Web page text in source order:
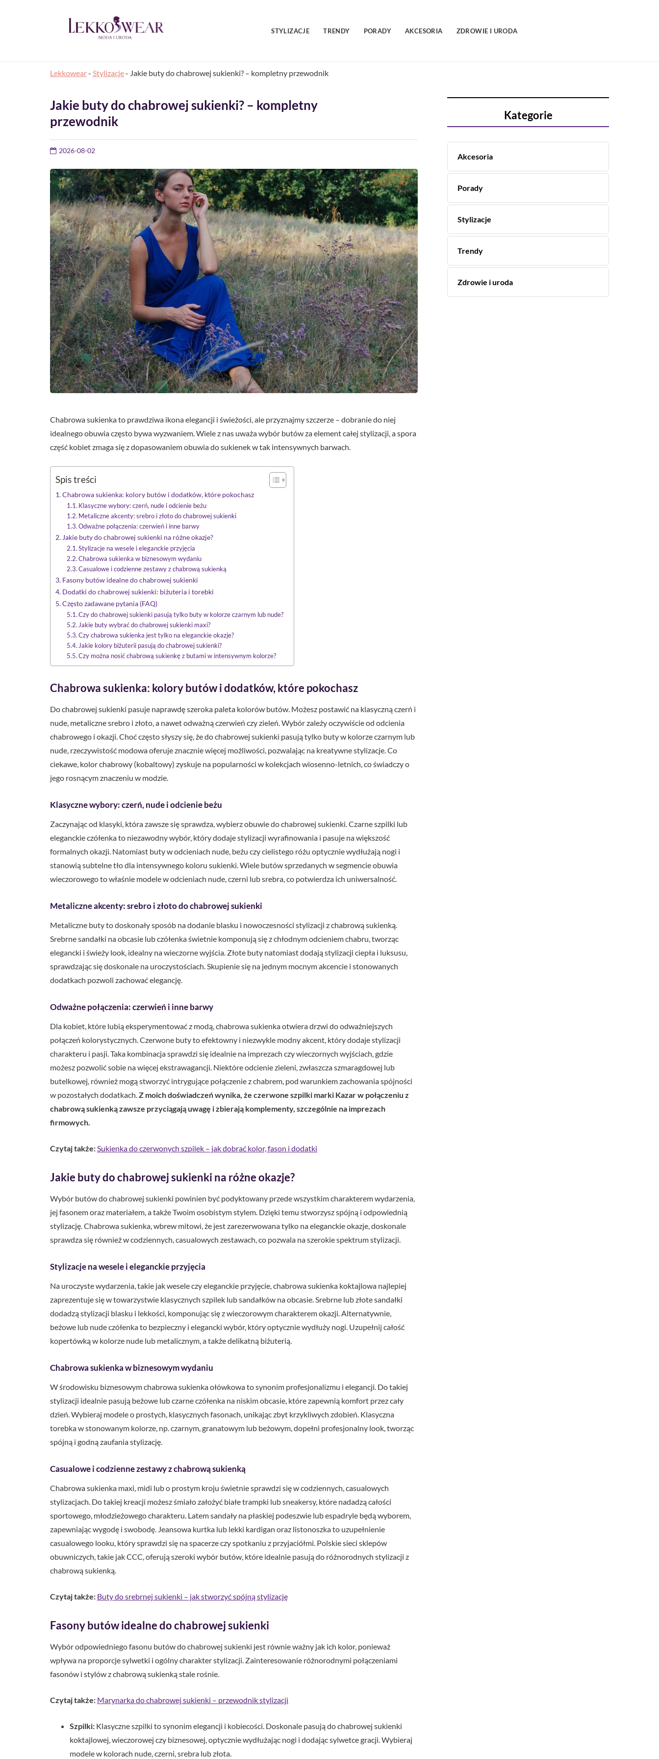
STYLIZACJE TRENDY PORADY AKCESORIA ZDROWIE I URODA
Lekkowear- Stylizacje- Jakie buty do chabrowej sukienki? – kompletny przewodnik
Jakie buty do chabrowej sukienki? – kompletny
przewodnik
2026-08-02
Chabrowa sukienka to prawdziwa ikona elegancji i świeżości, ale przyznajmy szczerze – dobranie do niej
idealnego obuwia często bywa wyzwaniem. Wiele z nas uważa wybór butów za element całej stylizacji, a spora
część kobiet zmaga się z dopasowaniem obuwia do sukienek w tak intensywnych barwach.
Spis treści
Chabrowa sukienka: kolory butów i dodatków, które pokochasz
Klasyczne wybory: czerń, nude i odcienie beżu
Metaliczne akcenty: srebro i złoto do chabrowej sukienki
Odważne połączenia: czerwień i inne barwy
Jakie buty do chabrowej sukienki na różne okazje?
Stylizacje na wesele i eleganckie przyjęcia
Chabrowa sukienka w biznesowym wydaniu
Casualowe i codzienne zestawy z chabrową sukienką
Fasony butów idealne do chabrowej sukienki
Dodatki do chabrowej sukienki: biżuteria i torebki
Często zadawane pytania (FAQ)
Czy do chabrowej sukienki pasują tylko buty w kolorze czarnym lub nude?
Jakie buty wybrać do chabrowej sukienki maxi?
Czy chabrowa sukienka jest tylko na eleganckie okazje?
Jakie kolory biżuterii pasują do chabrowej sukienki?
Czy można nosić chabrową sukienkę z butami w intensywnym kolorze?
Chabrowa sukienka: kolory butów i dodatków, które pokochasz
Do chabrowej sukienki pasuje naprawdę szeroka paleta kolorów butów. Możesz postawić na klasyczną czerń i
nude, metaliczne srebro i złoto, a nawet odważną czerwień czy zieleń. Wybór zależy oczywiście od odcienia
chabrowego i okazji. Choć często słyszy się, że do chabrowej sukienki pasują tylko buty w kolorze czarnym lub
nude, rzeczywistość modowa oferuje znacznie więcej możliwości, pozwalając na kreatywne stylizacje. Co
ciekawe, kolor chabrowy (kobaltowy) zyskuje na popularności w kolekcjach wiosenno-letnich, co świadczy o
jego rosnącym znaczeniu w modzie.
Klasyczne wybory: czerń, nude i odcienie beżu
Zaczynając od klasyki, która zawsze się sprawdza, wybierz obuwie do chabrowej sukienki. Czarne szpilki lub
eleganckie czółenka to niezawodny wybór, który dodaje stylizacji wyrafinowania i pasuje na większość
formalnych okazji. Natomiast buty w odcieniach nude, beżu czy cielistego różu optycznie wydłużają nogi i
stanowią subtelne tło dla intensywnego koloru sukienki. Wiele butów sprzedanych w segmencie obuwia
wieczorowego to właśnie modele w odcieniach nude, czerni lub srebra, co potwierdza ich uniwersalność.
Metaliczne akcenty: srebro i złoto do chabrowej sukienki
Metaliczne buty to doskonały sposób na dodanie blasku i nowoczesności stylizacji z chabrową sukienką.
Srebrne sandałki na obcasie lub czółenka świetnie komponują się z chłodnym odcieniem chabru, tworząc
elegancki i świeży look, idealny na wieczorne wyjścia. Złote buty natomiast dodają stylizacji ciepła i luksusu,
sprawdzając się doskonale na uroczystościach. Skupienie się na jednym mocnym akcencie i stonowanych
dodatkach pozwoli zachować elegancję.
Odważne połączenia: czerwień i inne barwy
Dla kobiet, które lubią eksperymentować z modą, chabrowa sukienka otwiera drzwi do odważniejszych
połączeń kolorystycznych. Czerwone buty to efektowny i niezwykle modny akcent, który dodaje stylizacji
charakteru i pasji. Taka kombinacja sprawdzi się idealnie na imprezach czy wieczornych wyjściach, gdzie
możesz pozwolić sobie na więcej ekstrawagancji. Niektóre odcienie zieleni, zwłaszcza szmaragdowej lub
butelkowej, również mogą stworzyć intrygujące połączenie z chabrem, pod warunkiem zachowania spójności
w pozostałych dodatkach. Z moich doświadczeń wynika, że czerwone szpilki marki Kazar w połączeniu z
chabrową sukienką zawsze przyciągają uwagę i zbierają komplementy, szczególnie na imprezach
firmowych.
Czytaj także: Sukienka do czerwonych szpilek – jak dobrać kolor, fason i dodatki
Jakie buty do chabrowej sukienki na różne okazje?
Wybór butów do chabrowej sukienki powinien być podyktowany przede wszystkim charakterem wydarzenia,
jej fasonem oraz materiałem, a także Twoim osobistym stylem. Dzięki temu stworzysz spójną i odpowiednią
stylizację. Chabrowa sukienka, wbrew mitowi, że jest zarezerwowana tylko na eleganckie okazje, doskonale
sprawdza się również w codziennych, casualowych zestawach, co pozwala na szerokie spektrum stylizacji.
Stylizacje na wesele i eleganckie przyjęcia
Na uroczyste wydarzenia, takie jak wesele czy eleganckie przyjęcie, chabrowa sukienka koktajlowa najlepiej
zaprezentuje się w towarzystwie klasycznych szpilek lub sandałków na obcasie. Srebrne lub złote sandałki
dodadzą stylizacji blasku i lekkości, komponując się z wieczorowym charakterem okazji. Alternatywnie,
beżowe lub nude czółenka to bezpieczny i elegancki wybór, który optycznie wydłuży nogi. Uzupełnij całość
kopertówką w kolorze nude lub metalicznym, a także delikatną biżuterią.
Chabrowa sukienka w biznesowym wydaniu
W środowisku biznesowym chabrowa sukienka ołówkowa to synonim profesjonalizmu i elegancji. Do takiej
stylizacji idealnie pasują beżowe lub czarne czółenka na niskim obcasie, które zapewnią komfort przez cały
dzień. Wybieraj modele o prostych, klasycznych fasonach, unikając zbyt krzykliwych zdobień. Klasyczna
torebka w stonowanym kolorze, np. czarnym, granatowym lub beżowym, dopełni profesjonalny look, tworząc
spójną i godną zaufania stylizację.
Casualowe i codzienne zestawy z chabrową sukienką
Chabrowa sukienka maxi, midi lub o prostym kroju świetnie sprawdzi się w codziennych, casualowych
stylizacjach. Do takiej kreacji możesz śmiało założyć białe trampki lub sneakersy, które nadadzą całości
sportowego, młodzieżowego charakteru. Latem sandały na płaskiej podeszwie lub espadryle będą wyborem,
zapewniając wygodę i swobodę. Jeansowa kurtka lub lekki kardigan oraz listonoszka to uzupełnienie
casualowego looku, który sprawdzi się na spacerze czy spotkaniu z przyjaciółmi. Polskie sieci sklepów
obuwniczych, takie jak CCC, oferują szeroki wybór butów, które idealnie pasują do różnorodnych stylizacji z
chabrową sukienką.
Czytaj także: Buty do srebrnej sukienki – jak stworzyć spójną stylizację
Fasony butów idealne do chabrowej sukienki
Wybór odpowiedniego fasonu butów do chabrowej sukienki jest równie ważny jak ich kolor, ponieważ
wpływa na proporcje sylwetki i ogólny charakter stylizacji. Zainteresowanie różnorodnymi połączeniami
fasonów i stylów z chabrową sukienką stale rośnie.
Czytaj także: Marynarka do chabrowej sukienki – przewodnik stylizacji
Szpilki: Klasyczne szpilki to synonim elegancji i kobiecości. Doskonale pasują do chabrowej sukienki
koktajlowej, wieczorowej czy biznesowej, optycznie wydłużając nogi i dodając sylwetce gracji. Wybieraj
modele w kolorach nude, czerni, srebra lub złota.
Kategorie
Akcesoria
Porady
Stylizacje
Trendy
Zdrowie i uroda